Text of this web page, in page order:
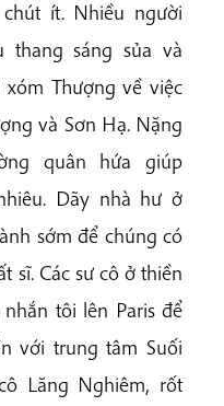
ít. Nhiều người
sáng sủa và
Thượng về việc
và Sơn Hạ. Nặng
quân hứa giúp
Dãy nhà hư ở
sớm để chúng có
sĩ. Các sư cô ở thiền
tôi lên Paris để
với trung tâm Suối
Lăng Nghiêm, rốt